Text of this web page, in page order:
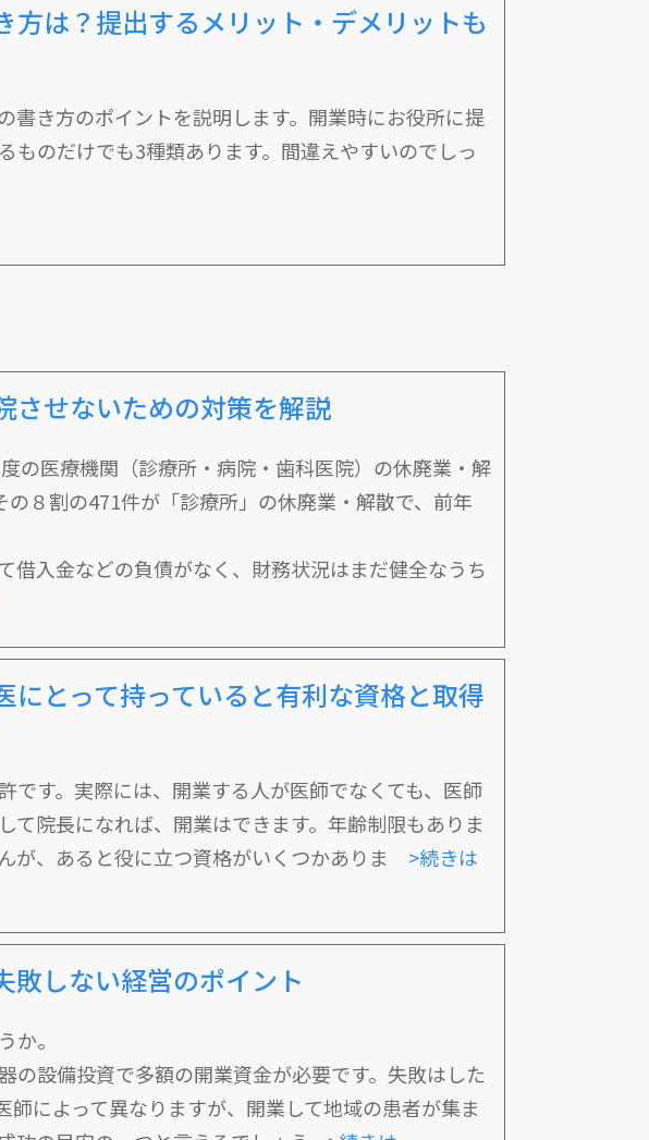
方は？提出するメリット・デメリットも
書き方のポイントを説明します。開業時にお役所に提
ものだけでも3種類あります。間違えやすいのでしっ
させないための対策を解説
の医療機関（診療所・病院・歯科医院）の休廃業・解
８割の471件が「診療所」の休廃業・解散で、前年
借入金などの負債がなく、財務状況はまだ健全なうち
とって持っていると有利な資格と取得
です。実際には、開業する人が医師でなくても、医師
て院長になれば、開業はできます。年齢制限もありま
が、あると役に立つ資格がいくつかありま >続きは
敗しない経営のポイント
か。
の設備投資で多額の開業資金が必要です。失敗はした
師によって異なりますが、開業して地域の患者が集ま